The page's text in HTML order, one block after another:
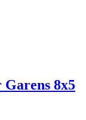
Garens 8x5